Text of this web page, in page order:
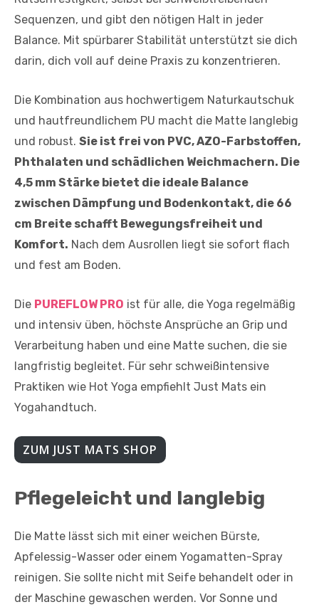
Sequenzen, und gibt den nötigen Halt in jeder
Balance. Mit spürbarer Stabilität unterstützt sie dich
darin, dich voll auf deine Praxis zu konzentrieren.
Die Kombination aus hochwertigem Naturkautschuk
und hautfreundlichem PU macht die Matte langlebig
und robust. Sie ist frei von PVC, AZO-Farbstoffen,
Phthalaten und schädlichen Weichmachern. Die
4,5 mm Stärke bietet die ideale Balance
zwischen Dämpfung und Bodenkontakt, die 66
cm Breite schafft Bewegungsfreiheit und
Komfort. Nach dem Ausrollen liegt sie sofort flach
und fest am Boden.
Die PUREFLOW PRO ist für alle, die Yoga regelmäßig
und intensiv üben, höchste Ansprüche an Grip und
Verarbeitung haben und eine Matte suchen, die sie
langfristig begleitet. Für sehr schweißintensive
Praktiken wie Hot Yoga empfiehlt Just Mats ein
Yogahandtuch.
ZUM JUST MATS SHOP
Pflegeleicht und langlebig
Die Matte lässt sich mit einer weichen Bürste,
Apfelessig-Wasser oder einem Yogamatten-Spray
reinigen. Sie sollte nicht mit Seife behandelt oder in
der Maschine gewaschen werden. Vor Sonne und